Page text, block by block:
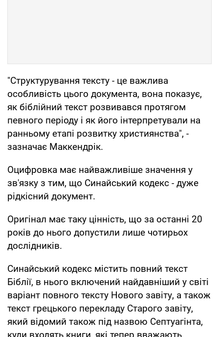
"Структурування тексту - це важлива
особливість цього документа, вона показує,
як біблійний текст розвивався протягом
певного періоду і як його інтерпретували на
ранньому етапі розвитку християнства", -
зазначає Маккендрік.
Оцифровка має найважливіше значення у
зв'язку з тим, що Синайський кодекс - дуже
рідкісний документ.
Оригінал має таку цінність, що за останні 20
років до нього допустили лише чотирьох
дослідників.
Синайський кодекс містить повний текст
Біблії, в нього включений найдавніший у світі
варіант повного тексту Нового завіту, а також
текст грецького перекладу Старого завіту,
який відомий також під назвою Септуагінта,
куди входять книги, які тепер вважають